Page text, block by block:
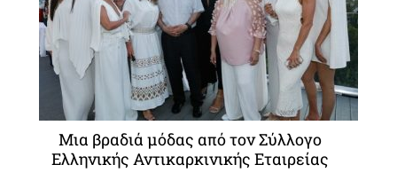
Μια βραδιά μόδας από τον Σύλλογο
Ελληνικής Αντικαρκινικής Εταιρείας